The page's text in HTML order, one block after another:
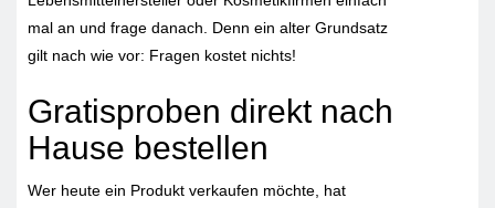
mal an und frage danach. Denn ein alter Grundsatz
gilt nach wie vor: Fragen kostet nichts!
Gratisproben direkt nach
Hause bestellen
Wer heute ein Produkt verkaufen möchte, hat